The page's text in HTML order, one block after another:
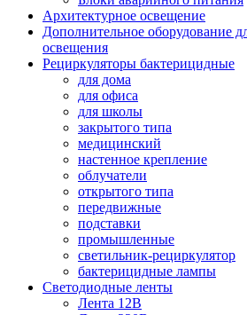
Архитектурное освещение
Дополнительное оборудование
освещения
Рециркуляторы бактерицидные
для дома
для офиса
для школы
закрытого типа
медицинский
настенное крепление
облучатели
открытого типа
передвижные
подставки
промышленные
светильник-рециркулятор
бактерицидные лампы
Светодиодные ленты
Лента 12В